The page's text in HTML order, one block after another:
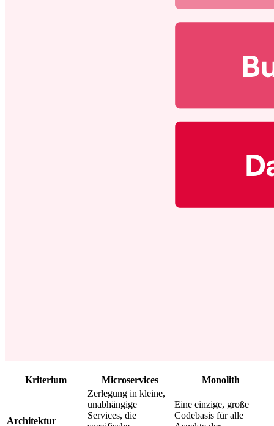
Kriterium Microservices Monolith
Architektur
Zerlegung in kleine,
unabhängige
Services, die
Eine einzige, große
Codebasis für alle